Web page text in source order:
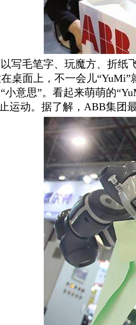
写毛笔字、玩魔方、折
桌面上，不一会儿
意思”。看起来萌萌的
运动。据了解，ABB集团